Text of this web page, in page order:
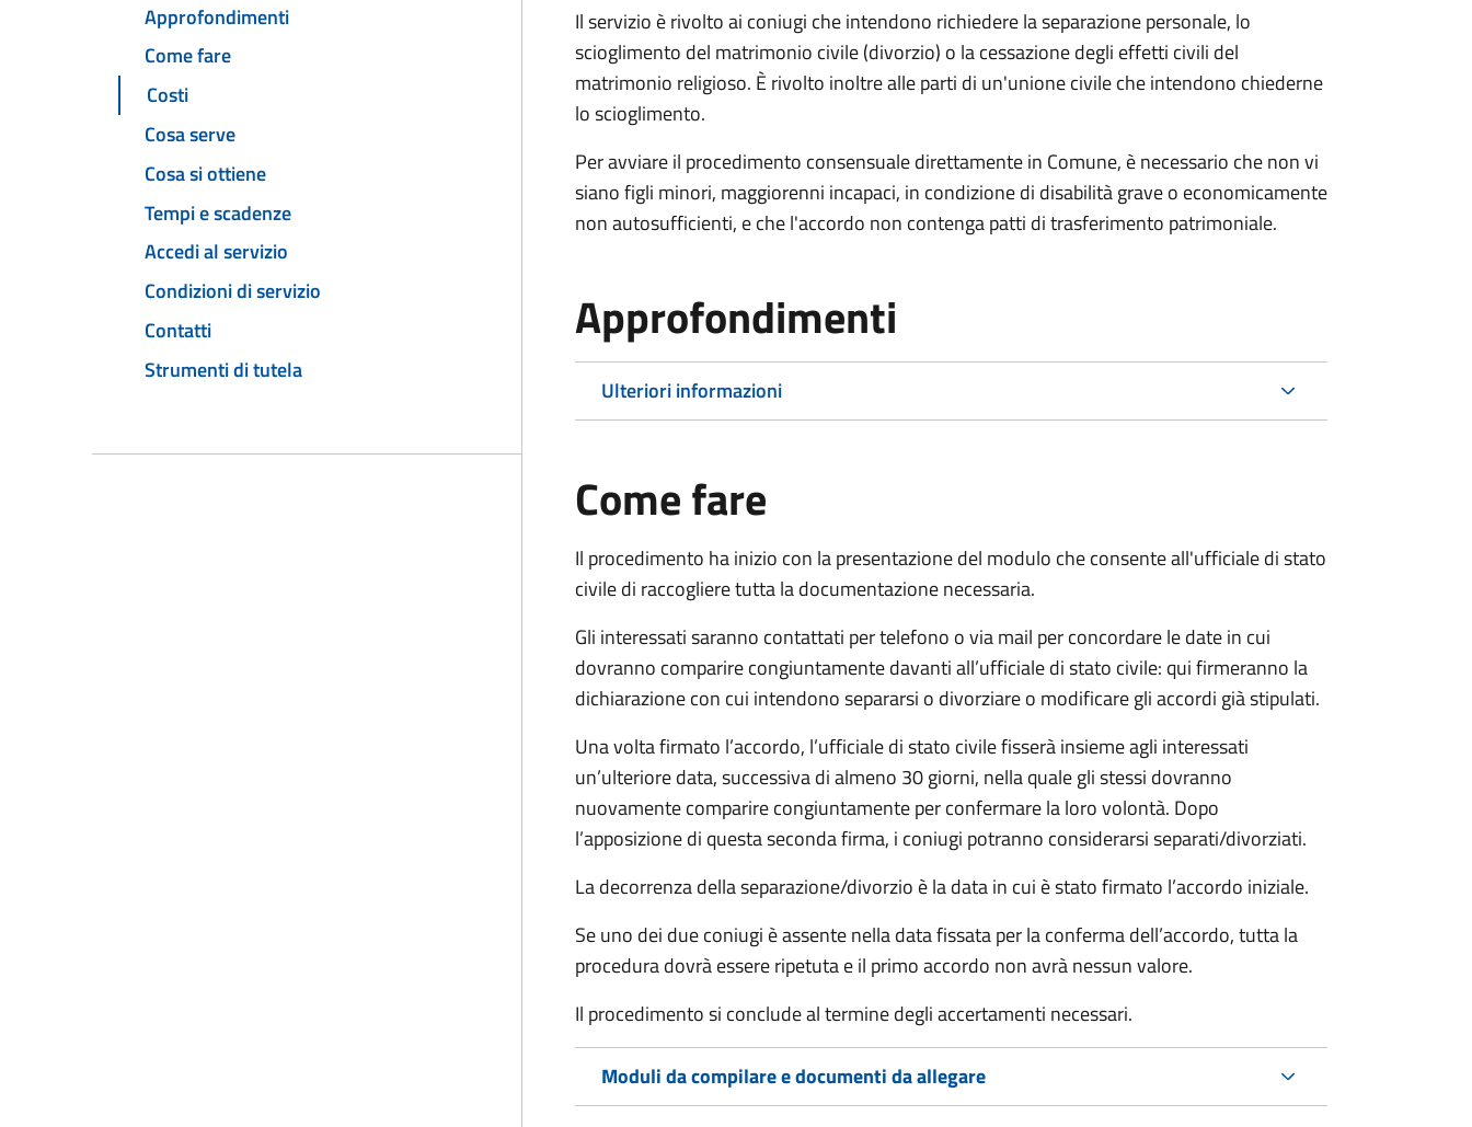
Approfondimenti
Come fare
Costi
Cosa serve
Cosa si ottiene
Tempi e scadenze
Accedi al servizio
Condizioni di servizio
Contatti
Strumenti di tutela
Il servizio è rivolto ai coniugi che intendono richiedere la separazione personale, lo
scioglimento del matrimonio civile (divorzio) o la cessazione degli effetti civili del
matrimonio religioso. È rivolto inoltre alle parti di un'unione civile che intendono chiederne
lo scioglimento.
Per avviare il procedimento consensuale direttamente in Comune, è necessario che non vi
siano figli minori, maggiorenni incapaci, in condizione di disabilità grave o economicamente
non autosufficienti, e che l'accordo non contenga patti di trasferimento patrimoniale.
Approfondimenti
Ulteriori informazioni
Come fare
Il procedimento ha inizio con la presentazione del modulo che consente all'ufficiale di stato
civile di raccogliere tutta la documentazione necessaria.
Gli interessati saranno contattati per telefono o via mail per concordare le date in cui
dovranno comparire congiuntamente davanti all’ufficiale di stato civile: qui firmeranno la
dichiarazione con cui intendono separarsi o divorziare o modificare gli accordi già stipulati.
Una volta firmato l’accordo, l’ufficiale di stato civile fisserà insieme agli interessati
un’ulteriore data, successiva di almeno 30 giorni, nella quale gli stessi dovranno
nuovamente comparire congiuntamente per confermare la loro volontà. Dopo
l’apposizione di questa seconda firma, i coniugi potranno considerarsi separati/divorziati.
La decorrenza della separazione/divorzio è la data in cui è stato firmato l’accordo iniziale.
Se uno dei due coniugi è assente nella data fissata per la conferma dell’accordo, tutta la
procedura dovrà essere ripetuta e il primo accordo non avrà nessun valore.
Il procedimento si conclude al termine degli accertamenti necessari.
Moduli da compilare e documenti da allegare